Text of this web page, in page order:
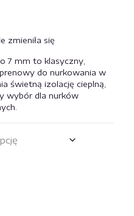
zmieniła się
7 mm to klasyczny,
do nurkowania w
świetną izolację cieplną,
wybór dla nurków